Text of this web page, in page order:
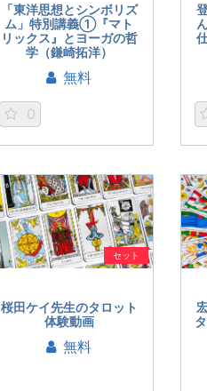
「東洋思想とシンボリズ
ム」特別講義①『マト
リックス』とヨーガの哲
学（鎌崎拓洋）
無料
0
セット
桜田ケイ先生のタロット
体験動画
無料